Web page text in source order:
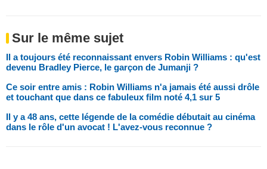
Sur le même sujet
Il a toujours été reconnaissant envers Robin Williams : qu'est
devenu Bradley Pierce, le garçon de Jumanji ?
Ce soir entre amis : Robin Williams n'a jamais été aussi drôle
et touchant que dans ce fabuleux film noté 4,1 sur 5
Il y a 48 ans, cette légende de la comédie débutait au cinéma
dans le rôle d'un avocat ! L'avez-vous reconnue ?